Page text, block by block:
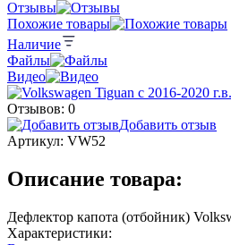
Отзывы
Похожие товары
Наличие
Файлы
Видео
Отзывов: 0
Добавить отзыв
Артикул: VW52
Описание товара:
Дефлектор капота (отбойник)
Характеристики: